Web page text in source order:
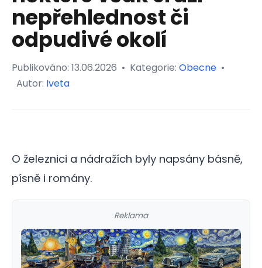
nepřehlednost či
odpudivé okolí
Publikováno: 13.06.2026 • Kategorie: Obecne •
Autor: Iveta
O železnici a nádražích byly napsány básně,
písně i romány.
Reklama